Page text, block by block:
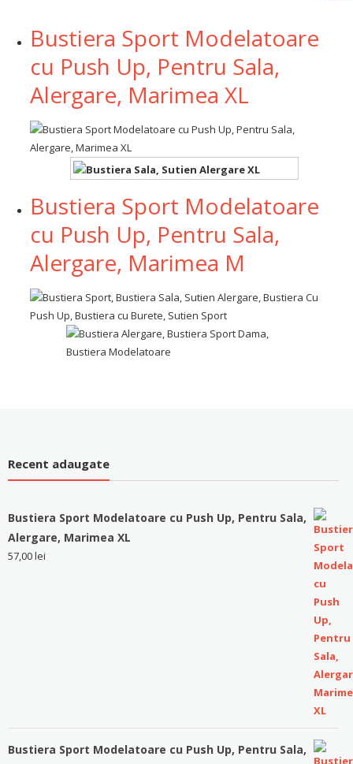
Bustiera Sport Modelatoare
cu Push Up, Pentru Sala,
Alergare, Marimea XL
Bustiera Sport Modelatoare
cu Push Up, Pentru Sala,
Alergare, Marimea M
Recent adaugate
Bustiera Sport Modelatoare cu Push Up, Pentru Sala,
Alergare, Marimea XL
57,00lei
Bustiera Sport Modelatoare cu Push Up, Pentru Sala,